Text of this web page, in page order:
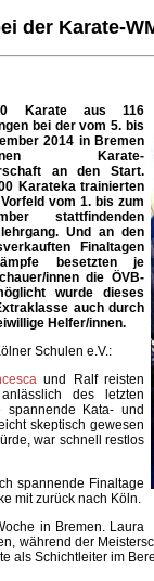
der Karate-
Karate aus 116
bei der vom 5. bis
2014 in Bremen
Karate-
an den Start.
Karateka trainierten
vom 1. bis zum
stattfindenden
Und an den
Finaltagen
besetzten je
innen die ÖVB-
wurde dieses
auch durch
Helfer/innen.
Schulen e.V.:
und Ralf reisten
des letzten
spannende Kata- und
skeptisch gewesen
war schnell restlos
spannende Finaltage
mit zurück nach Köln.
in Bremen. Laura
während der
als Schichtleiter im